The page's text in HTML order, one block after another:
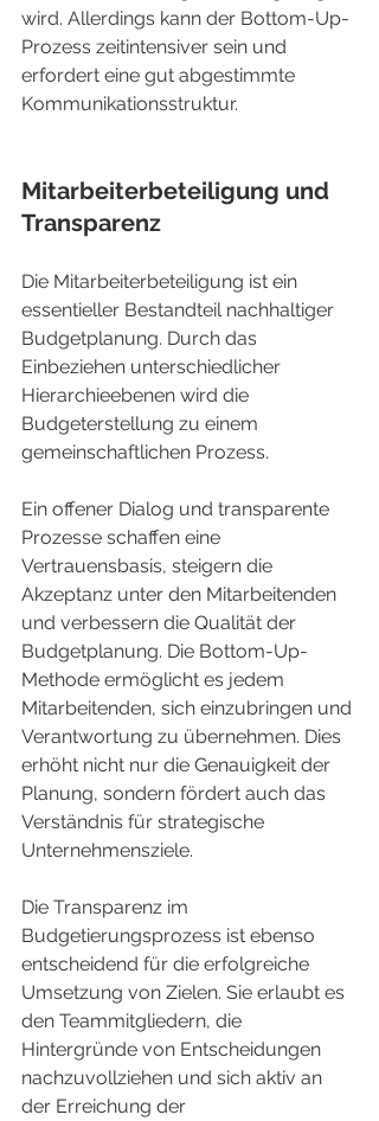
wird. Allerdings kann der Bottom-Up-
Prozess zeitintensiver sein und
erfordert eine gut abgestimmte
Kommunikationsstruktur.
Mitarbeiterbeteiligung und
Transparenz
Die Mitarbeiterbeteiligung ist ein
essentieller Bestandteil nachhaltiger
Budgetplanung. Durch das
Einbeziehen unterschiedlicher
Hierarchieebenen wird die
Budgeterstellung zu einem
gemeinschaftlichen Prozess.
Ein offener Dialog und transparente
Prozesse schaffen eine
Vertrauensbasis, steigern die
Akzeptanz unter den Mitarbeitenden
und verbessern die Qualität der
Budgetplanung. Die Bottom-Up-
Methode ermöglicht es jedem
Mitarbeitenden, sich einzubringen und
Verantwortung zu übernehmen. Dies
erhöht nicht nur die Genauigkeit der
Planung, sondern fördert auch das
Verständnis für strategische
Unternehmensziele.
Die Transparenz im
Budgetierungsprozess ist ebenso
entscheidend für die erfolgreiche
Umsetzung von Zielen. Sie erlaubt es
den Teammitgliedern, die
Hintergründe von Entscheidungen
nachzuvollziehen und sich aktiv an
der Erreichung der